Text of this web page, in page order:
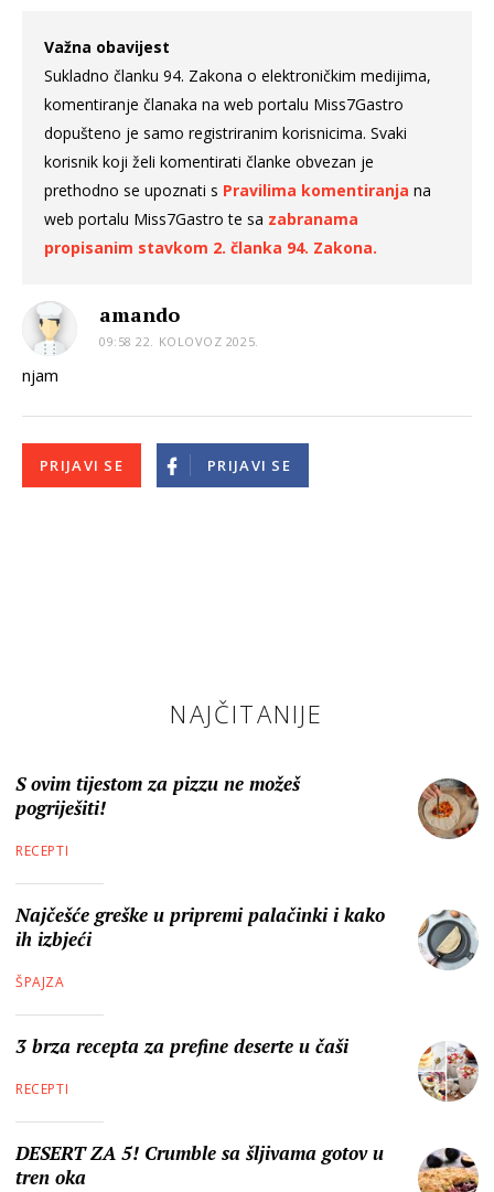
Važna obavijest
Sukladno članku 94. Zakona o elektroničkim medijima,
komentiranje članaka na web portalu Miss7Gastro
dopušteno je samo registriranim korisnicima. Svaki
korisnik koji želi komentirati članke obvezan je
prethodno se upoznati s Pravilima komentiranja na
web portalu Miss7Gastro te sa zabranama
propisanim stavkom 2. članka 94. Zakona.
amando
09:58 22. KOLOVOZ 2025.
njam
PRIJAVI SE PRIJAVI SE
NAJČITANIJE
S ovim tijestom za pizzu ne možeš
pogriješiti!
RECEPTI
Najčešće greške u pripremi palačinki i kako
ih izbjeći
ŠPAJZA
3 brza recepta za prefine deserte u čaši
RECEPTI
DESERT ZA 5! Crumble sa šljivama gotov u
tren oka